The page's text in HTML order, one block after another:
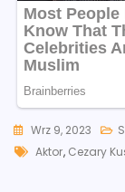
Wrz 9, 2023
Tags
Aktor, Cezary